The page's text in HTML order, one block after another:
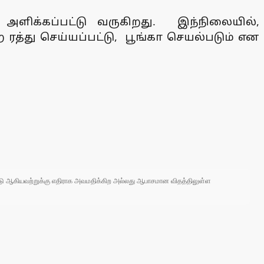
வருகிறது. இந்நிலையில்,
ரத்து செய்யப்பட்டு, பூங்கா செயல்படும் என
ஆகியவற்றுக்கு எதிராக அவமதிக்கிற அல்லது ஆபாசமான விதத்திலுள்ள